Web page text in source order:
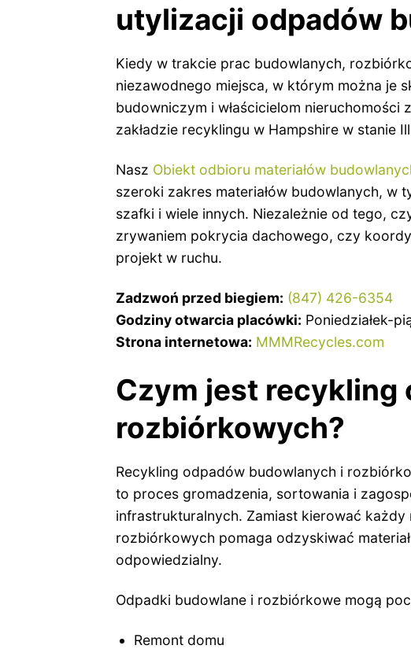
utylizacji odpadów
Kiedy w trakcie prac budowlanych,
niezawodnego miejsca, w którym można je
budowniczym i właścicielom
zakładzie recyklingu w Hampshire w stanie
Nasz Obiekt odbioru materiałów
szeroki zakres materiałów budowlanych, w
szafki i wiele innych. Niezależnie od tego,
zrywaniem pokrycia dachowego, czy
projekt w ruchu.
Zadzwoń przed biegiem: (847) 426-6354
Godziny otwarcia placówki: Poniedziałek-
Strona internetowa: MMMRecycles.com
Czym jest recykling
rozbiórkowych?
Recykling odpadów budowlanych i
to proces gromadzenia, sortowania i
infrastrukturalnych. Zamiast kierować
rozbiórkowych pomaga odzyskiwać
odpowiedzialny.
Odpadki budowlane i rozbiórkowe mogą
Remont domu